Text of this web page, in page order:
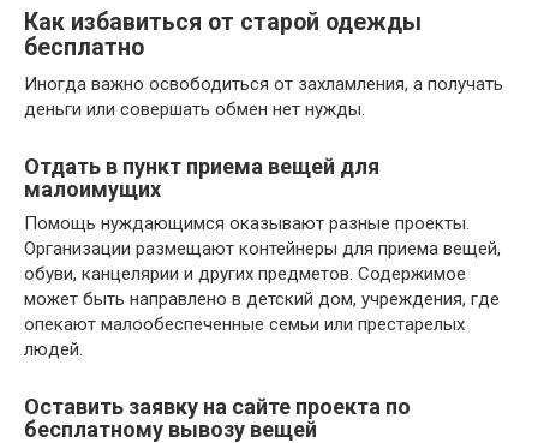
Как избавиться от старой одежды
бесплатно
Иногда важно освободиться от захламления, а получать
деньги или совершать обмен нет нужды.
Отдать в пункт приема вещей для
малоимущих
Помощь нуждающимся оказывают разные проекты.
Организации размещают контейнеры для приема вещей,
обуви, канцелярии и других предметов. Содержимое
может быть направлено в детский дом, учреждения, где
опекают малообеспеченные семьи или престарелых
людей.
Оставить заявку на сайте проекта по
бесплатному вывозу вещей